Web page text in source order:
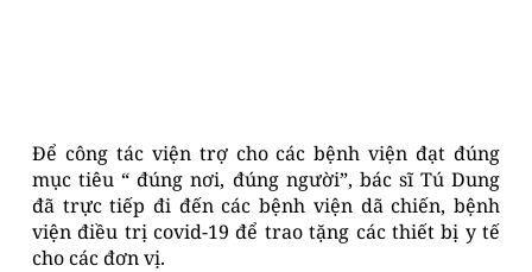
Để công tác viện trợ cho các bệnh viện đạt đúng
mục tiêu “ đúng nơi, đúng người”, bác sĩ Tú Dung
đã trực tiếp đi đến các bệnh viện dã chiến, bệnh
viện điều trị covid-19 để trao tặng các thiết bị y tế
cho các đơn vị.